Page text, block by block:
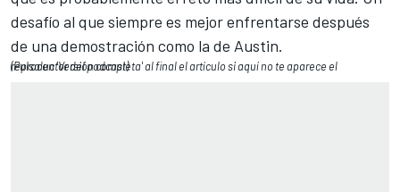
desafío al que siempre es mejor enfrentarse después
de una demostración como la de Austin.
(Pulsa en 'Versión completa' al final el artículo si aquí no te aparece el reproductor del podcast)